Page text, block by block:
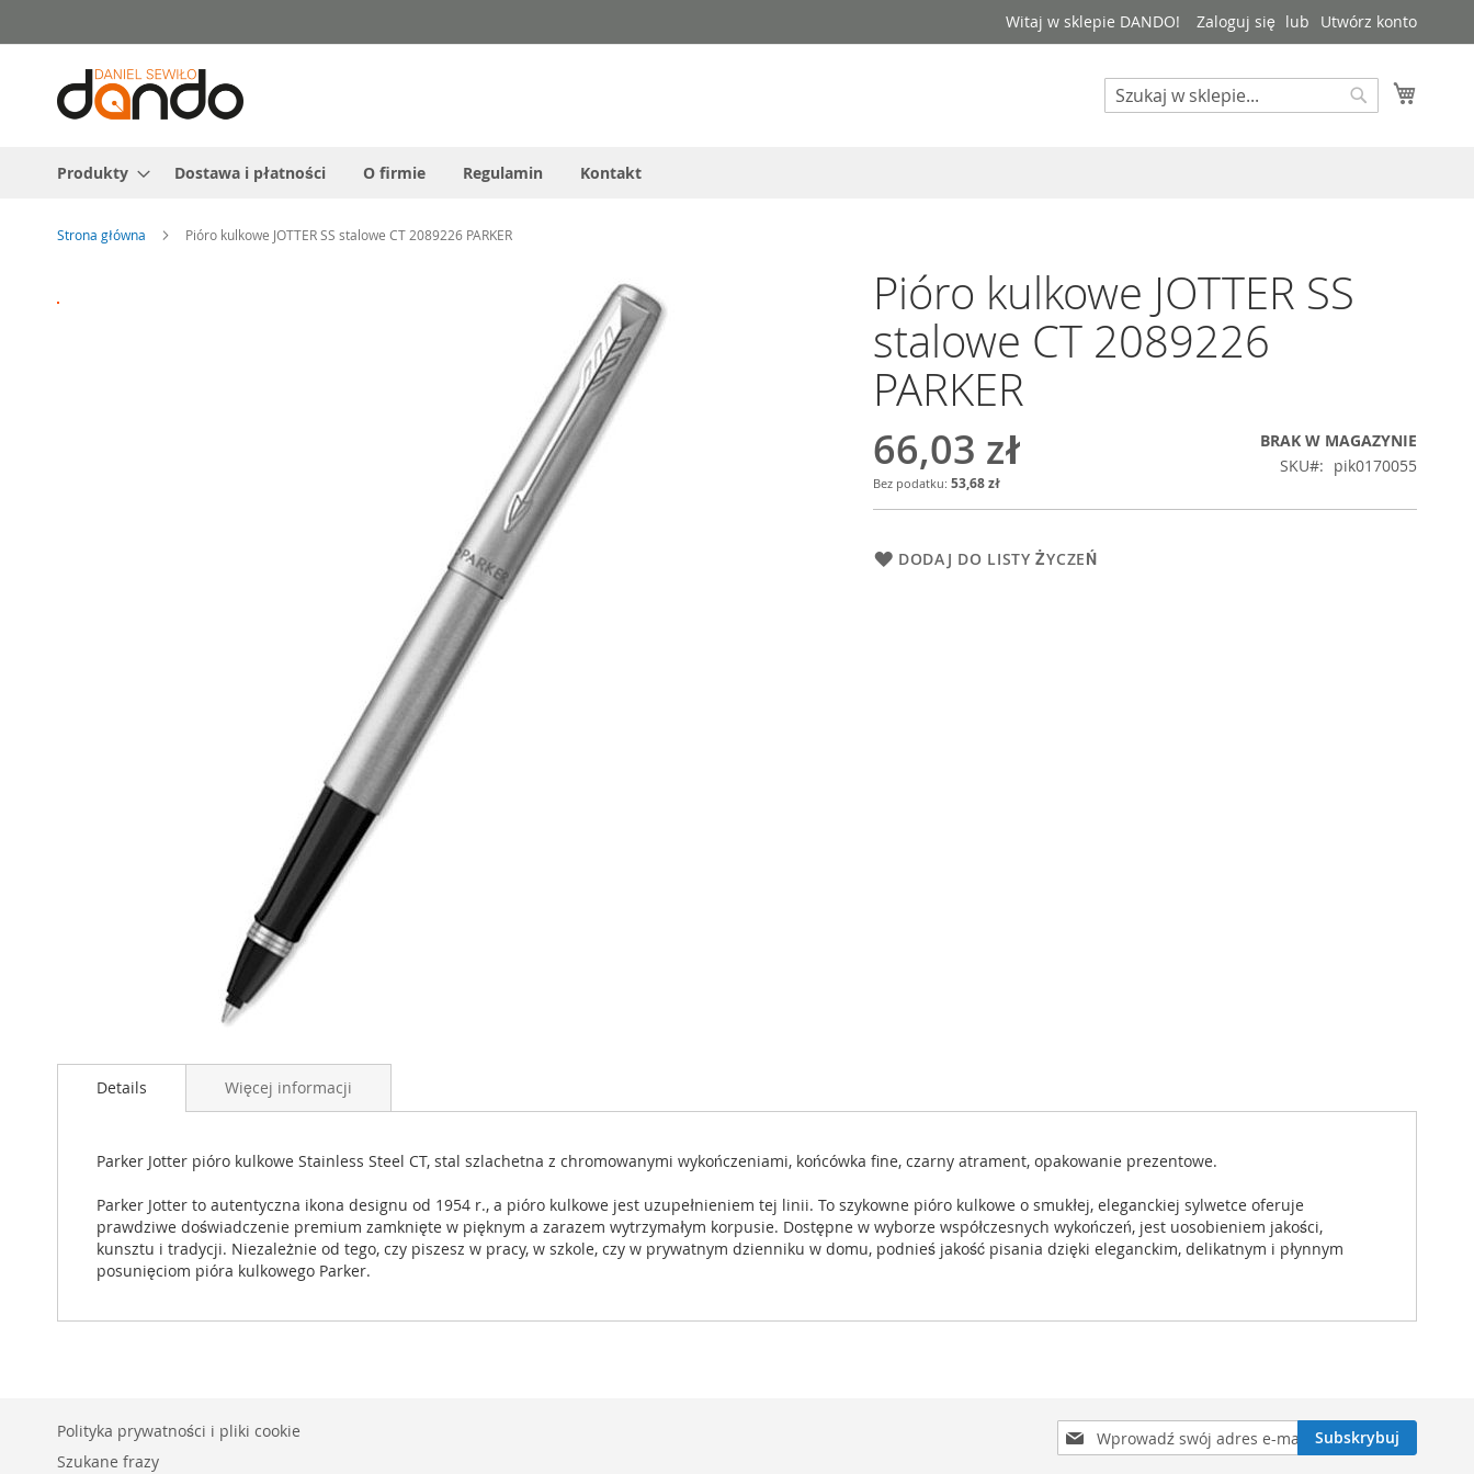
do
treści
Witaj w sklepie DANDO! Zaloguj się Utwórz konto
Search
Produkty Dostawa i płatności O firmie Regulamin Kontakt
Strona główna Pióro kulkowe JOTTER SS stalowe CT 2089226 PARKER
na
na
początek
Pióro kulkowe JOTTER SS
stalowe CT 2089226
PARKER
66,03 zł
53,68 zł
BRAK W MAGAZYNIE
SKU
pik0170055
DODAJ DO LISTY ŻYCZEŃ
Details
Parker Jotter pióro kulkowe Stainless Steel CT, stal szlachetna z chromowanymi wykończeniami, końcówka fine, czarny atrament, opakowanie prezentowe.
Parker Jotter to autentyczna ikona designu od 1954 r., a pióro kulkowe jest uzupełnieniem tej linii. To szykowne pióro kulkowe o smukłej, eleganckiej sylwetce oferuje
prawdziwe doświadczenie premium zamknięte w pięknym a zarazem wytrzymałym korpusie. Dostępne w wyborze współczesnych wykończeń, jest uosobieniem jakości,
kunsztu i tradycji. Niezależnie od tego, czy piszesz w pracy, w szkole, czy w prywatnym dzienniku w domu, podnieś jakość pisania dzięki eleganckim, delikatnym i płynnym
posunięciom pióra kulkowego Parker.
Więcej informacji
Subskrybuj
nasz
Subskrybuj
Polityka prywatności i pliki cookie
Szukane frazy